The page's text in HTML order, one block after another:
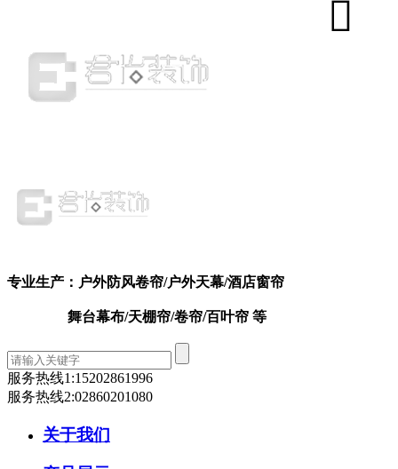
专业生产：户外防风卷帘/户外天幕/酒店窗帘
舞台幕布/天棚帘/卷帘/百叶帘 等
服务热线1:15202861996
服务热线2:02860201080
关于我们